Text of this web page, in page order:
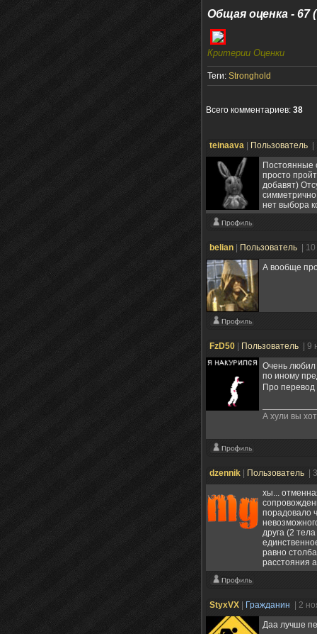
Общая оценка - 67
Критерии Оценки
Теги: Stronghold
Всего комментариев: 38
teinaava Пользователь
Постоянные
просто
добавят)
нет выбора
belian Пользователь
|
А вообще
FzD50 Пользователь
| 9
Очень любил
по иному
Про перевод
А хули вы
dzennik Пользователь
|
хы...
порадовало
друга (2
равно
расстояния
StyxVX Гражданин
| 2
Даа лучше